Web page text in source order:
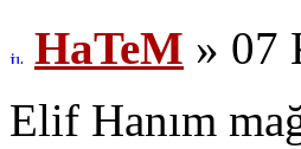
HaTeM » 07
Elif Hanım